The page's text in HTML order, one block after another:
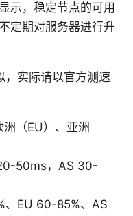
示，稳定节点的可用
定期对服务器进行升
，实际请以官方测速
（EU）、亚洲
50ms，AS 30-
、EU 60-85%、AS